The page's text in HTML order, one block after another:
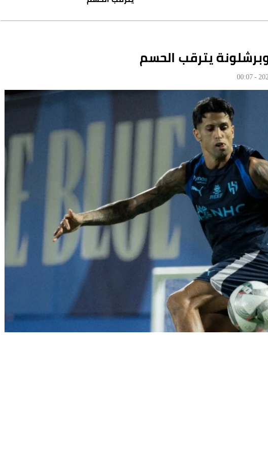
يترقب الحسم